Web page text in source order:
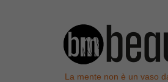
La mente non è un vaso